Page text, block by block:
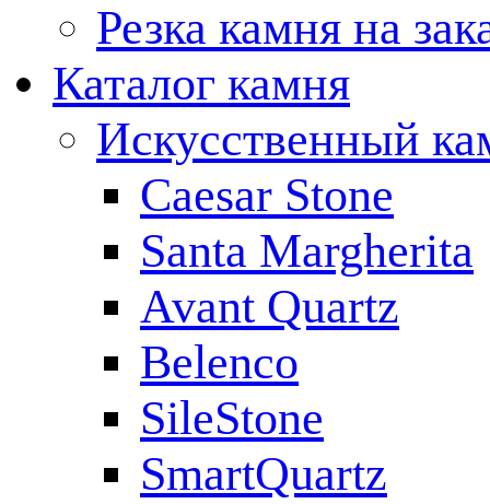
Резка камня на
Каталог камня
Искусственный
Caesar Stone
Santa Margherita
Avant Quartz
Belenco
SileStone
SmartQuartz